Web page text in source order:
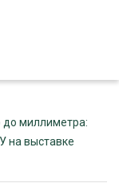
до миллиметра:
на выставке